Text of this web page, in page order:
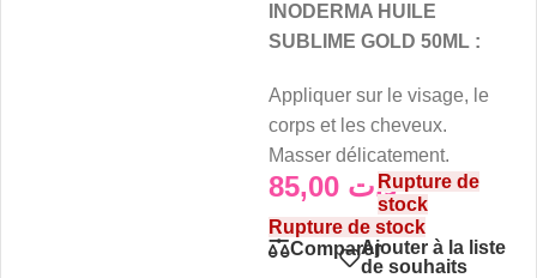
INODERMA HUILE
SUBLIME GOLD 50ML :
Appliquer sur le visage, le
corps et les cheveux.
Masser délicatement.
د.تRupture de
stock
Rupture de stock
ComparerAjouter à la liste
de souhaits